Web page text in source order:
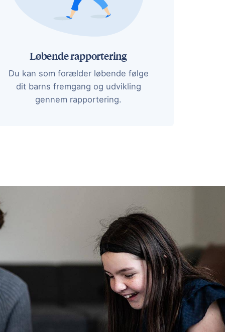
Løbende rapportering
Du kan som forælder løbende følge
dit barns fremgang og udvikling
gennem rapportering.